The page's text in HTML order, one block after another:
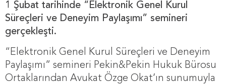
1 Şubat tarihinde “Elektronik Genel Kurul
Süreçleri ve Deneyim Paylaşımı” semineri
gerçekleşti.
“Elektronik Genel Kurul Süreçleri ve Deneyim
Paylaşımı” semineri Pekin&Pekin Hukuk Bürosu
Ortaklarından Avukat Özge Okat’ın sunumuyla